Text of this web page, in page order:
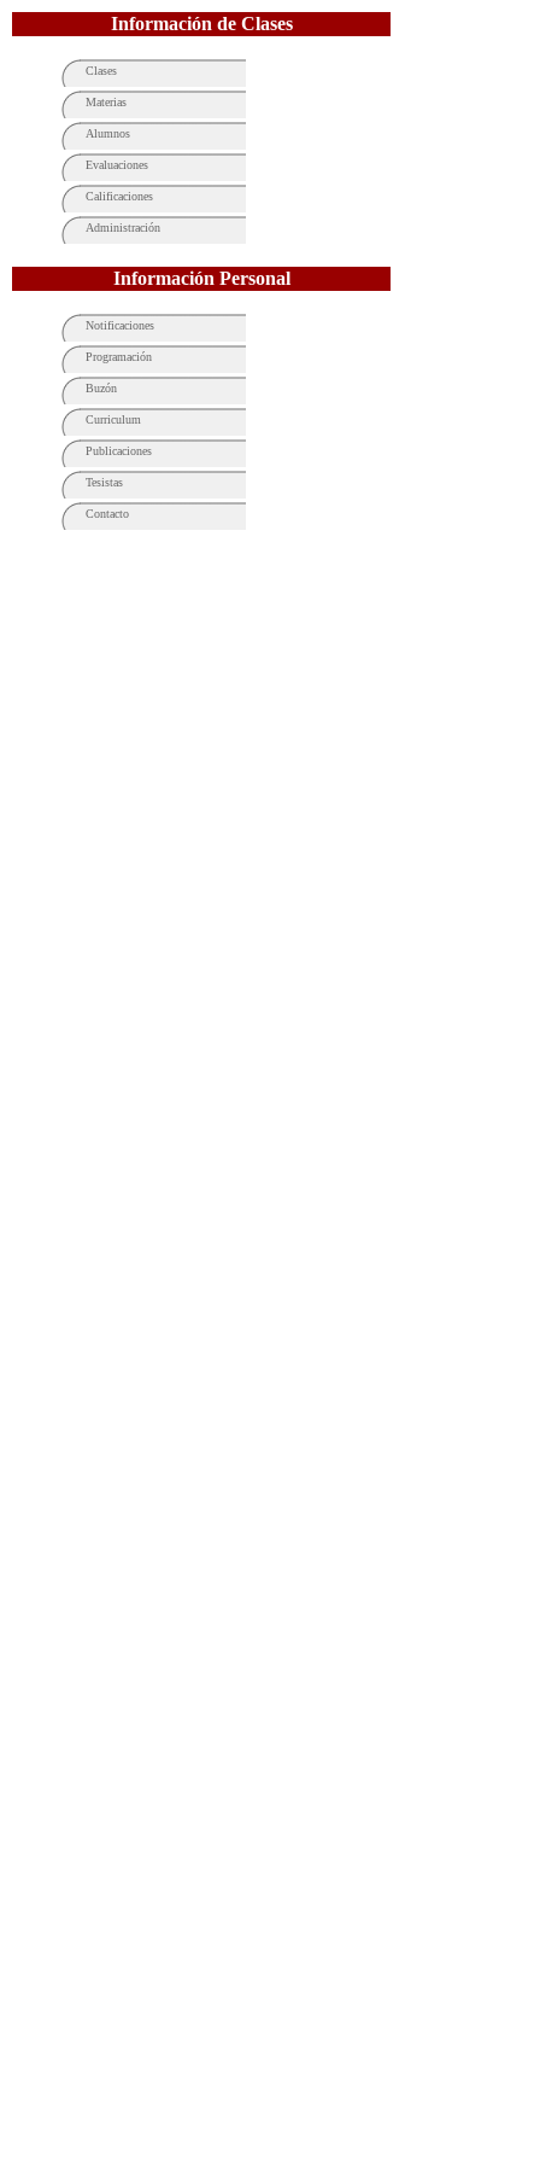
Información de Clases
Clases
Materias
Alumnos
Evaluaciones
Calificaciones
Administración
Información Personal
Notificaciones
Programación
Buzón
Curriculum
Publicaciones
Tesistas
Contacto